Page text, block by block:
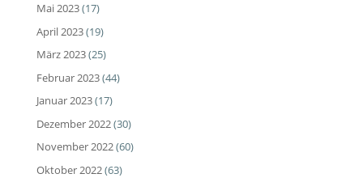
Mai 2023(17)
April 2023(19)
März 2023(25)
Februar 2023(44)
Januar 2023(17)
Dezember 2022(30)
November 2022(60)
Oktober 2022(63)